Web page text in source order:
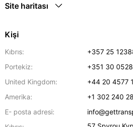
Site haritası
Kişi
Kıbrıs:
+357 25
Portekiz:
+351 30
United Kingdom:
+44 20 4577
Amerika:
+1 302 240
E- posta adresi: